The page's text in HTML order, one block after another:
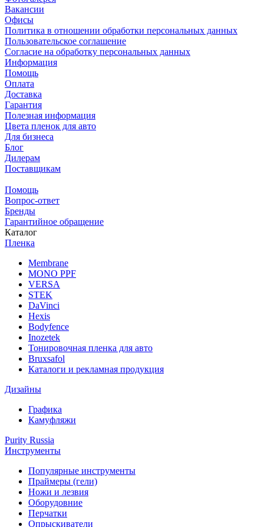
Вакансии
Офисы
Политика в отношении обработки персональных данных
Пользовательское соглашение
Согласие на обработку персональных данных
Информация
Помощь
Оплата
Доставка
Гарантия
Полезная информация
Цвета пленок для авто
Для бизнеса
Блог
Дилерам
Поставщикам
Помощь
Вопрос-ответ
Бренды
Гарантийное обращение
Каталог
Пленка
Membrane
MONO PPF
VERSA
STEK
DaVinci
Hexis
Bodyfence
Inozetek
Тонировочная пленка для авто
Bruxsafol
Каталоги и рекламная продукция
Дизайны
Графика
Камуфляжи
Purity Russia
Инструменты
Популярные инструменты
Праймеры (гели)
Ножи и лезвия
Оборудовние
Перчатки
Опрыскиватели